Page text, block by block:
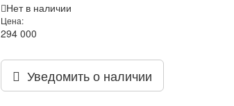
Нет в наличии
Цена:
294 000
Уведомить о наличии